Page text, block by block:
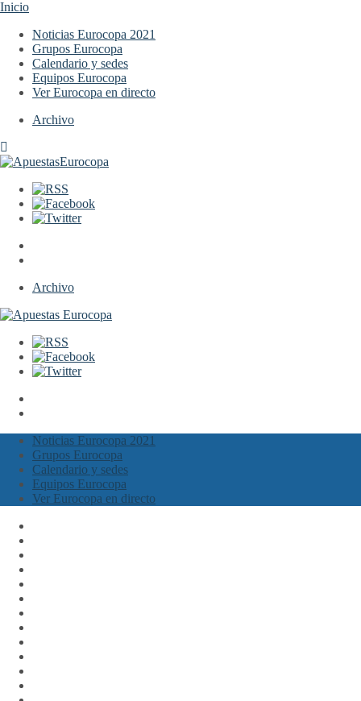
Inicio
Noticias Eurocopa 2021
Grupos Eurocopa
Calendario y sedes
Equipos Eurocopa
Ver Eurocopa en directo
Archivo
Archivo
Noticias Eurocopa 2021
Grupos Eurocopa
Calendario y sedes
Equipos Eurocopa
Ver Eurocopa en directo